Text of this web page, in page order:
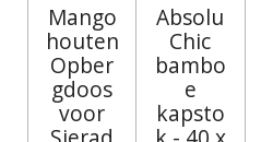
Mango
houten
Opber
gdoos
voor
Absolu
Chic
bambo
e
kapsto